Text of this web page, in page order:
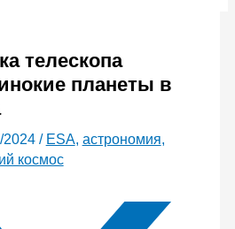
телескопа
планеты в
2024 / ESA, астрономия,
космос